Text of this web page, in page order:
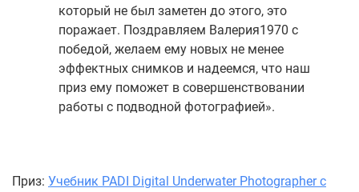
который не был заметен до этого, это
поражает. Поздравляем Валерия1970 с
победой, желаем ему новых не менее
эффектных снимков и надеемся, что наш
приз ему поможет в совершенствовании
работы с подводной фотографией».
Приз: Учебник PADI Digital Underwater Photographer с